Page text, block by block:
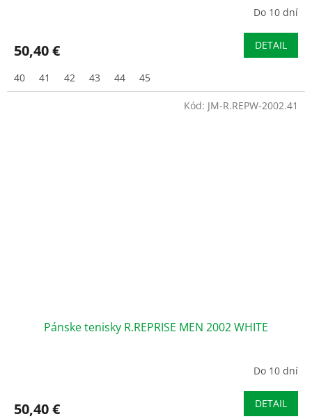
Do 10 dní
50,40 € DETAIL
40 41 42 43 44 45
Pánske tenisky R.REPRISE MEN 2002 WHITE
Do 10 dní
50,40 € DETAIL
Kód: JM-R.REPW-2002.41